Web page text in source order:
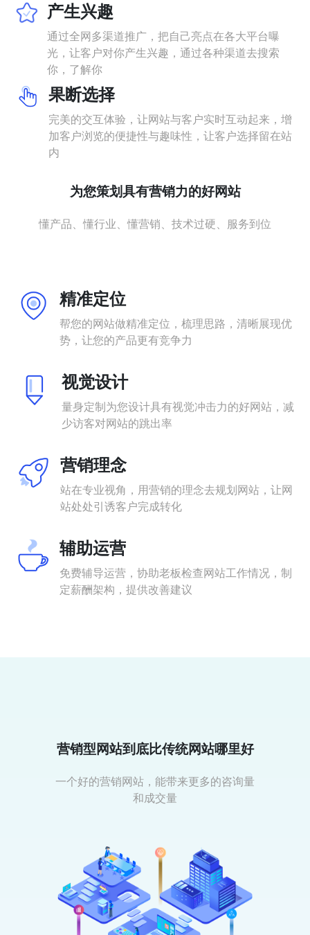
产生兴趣
通过全网多渠道推广，把自己亮点在各大平台曝
光，让客户对你产生兴趣，通过各种渠道去搜索
你，了解你
果断选择
完美的交互体验，让网站与客户实时互动起来，增
加客户浏览的便捷性与趣味性，让客户选择留在站
内
为您策划具有营销力的好网站
懂产品、懂行业、懂营销、技术过硬、服务到位
精准定位
帮您的网站做精准定位，梳理思路，清晰展现优
势，让您的产品更有竞争力
视觉设计
量身定制为您设计具有视觉冲击力的好网站，减
少访客对网站的跳出率
营销理念
站在专业视角，用营销的理念去规划网站，让网
站处处引诱客户完成转化
辅助运营
免费辅导运营，协助老板检查网站工作情况，制
定薪酬架构，提供改善建议
营销型网站到底比传统网站哪里好
一个好的营销网站，能带来更多的咨询量
和成交量